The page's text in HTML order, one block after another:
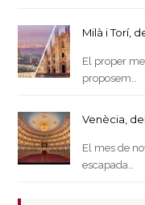
Milà i Torí,
El proper
proposem…
Venècia,
El mes de
escapada…